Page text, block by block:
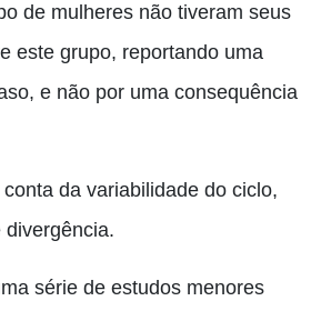
de mulheres não tiveram seus
este grupo, reportando uma
e não por uma consequência
da variabilidade do ciclo,
série de estudos menores